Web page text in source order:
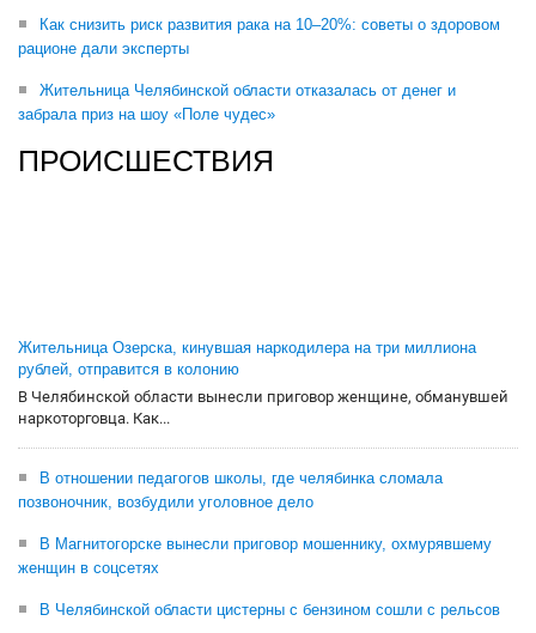
Как снизить риск развития рака на 10–20%: советы о здоровом
рационе дали эксперты
Жительница Челябинской области отказалась от денег и
забрала приз на шоу «Поле чудес»
ПРОИСШЕСТВИЯ
Жительница Озерска, кинувшая наркодилера на три миллиона
рублей, отправится в колонию
В Челябинской области вынесли приговор женщине, обманувшей
наркоторговца. Как...
В отношении педагогов школы, где челябинка сломала
позвоночник, возбудили уголовное дело
В Магнитогорске вынесли приговор мошеннику, охмурявшему
женщин в соцсетях
В Челябинской области цистерны с бензином сошли с рельсов